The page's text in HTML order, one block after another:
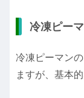
冷凍ピー
冷凍ピーマン
ますが、基本